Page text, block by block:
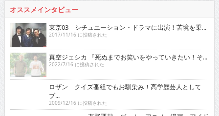
オススメインタビュー
東京03 シチュエーション・ドラマに出演！苦境を乗...
2017/11/16 に投稿された
真空ジェシカ 『死ぬまでお笑いをやっていきたい！そ...
2022/7/16 に投稿された
ロザン クイズ番組でもお馴染み！高学歴芸人として
ブ...
2009/12/16 に投稿された